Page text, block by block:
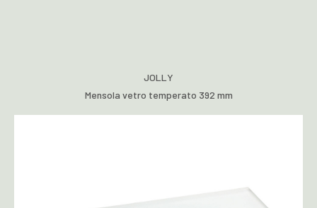
JOLLY
Mensola vetro temperato 392 mm